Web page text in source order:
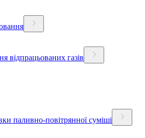
відпрацьованих газів
паливно-повітрянної суміші